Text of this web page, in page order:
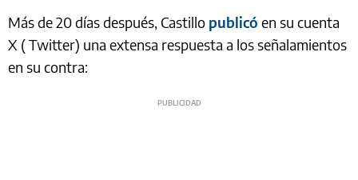
Más de 20 días después, Castillo publicó en su cuenta
X ( Twitter) una extensa respuesta a los señalamientos
en su contra: